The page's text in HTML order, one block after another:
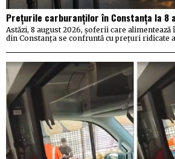
Prețurile carburanților în Constanța la 8
Astăzi, 8 august 2026, șoferii care
din Constanța se confruntă cu prețuri ridicate